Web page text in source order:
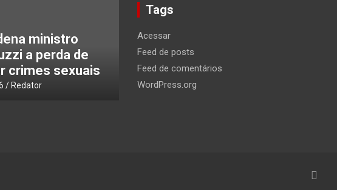
ministro
a perda de
crimes sexuais
Redator
Tags
Acessar
Feed de posts
Feed de comentários
WordPress.org